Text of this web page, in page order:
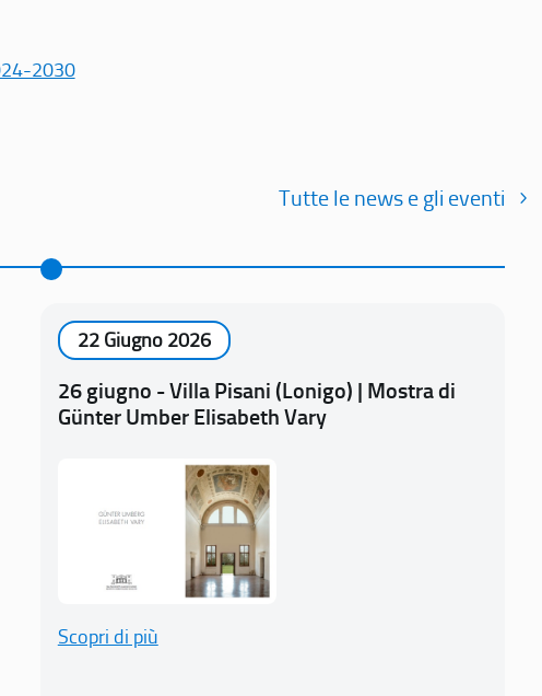
2030
Tutte le news e gli eventi
22 Giugno 2026
26 giugno - Villa Pisani (Lonigo) | Mostra di
Günter Umber Elisabeth Vary
Scopri di più